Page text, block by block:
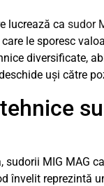
lucrează ca sudor
le sporesc
diversificate,
uși către
sudorii MIG MAG
învelit reprezintă